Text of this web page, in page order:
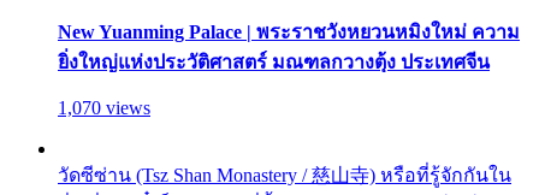
New Yuanming Palace | พระราชวังหยวนหมิงใหม่ ความ
ยิ่งใหญ่แห่งประวัติศาสตร์ มณฑลกวางตุ้ง ประเทศจีน
1,070 views
วัดซีซ่าน (Tsz Shan Monastery / 慈山寺) หรือที่รู้จักกันใน